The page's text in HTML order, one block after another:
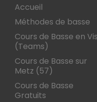
Accueil
Méthodes de basse
Cours de Basse en
(Teams)
Cours de Basse sur
Metz (57)
Cours de Basse
Gratuits